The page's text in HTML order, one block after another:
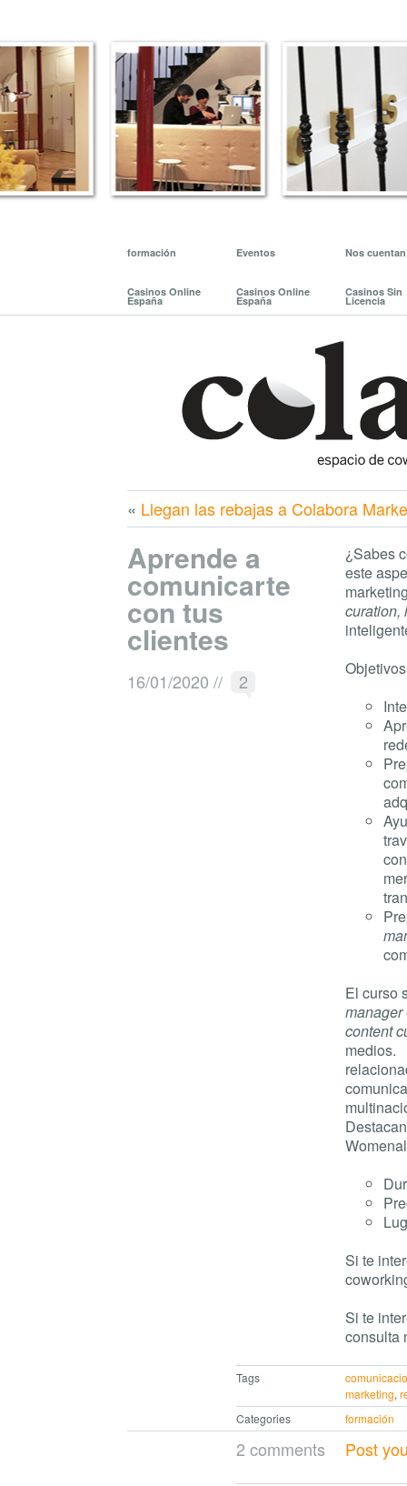
formación Eventos Nos cuentan
Casinos Online
España
Casinos Online
España
Casinos Sin
Licencia
« Llegan las rebajas a Colabora
Aprende a
comunicarte
con tus
clientes
16/01/2020 // 2
¿Sabes
este
curation,
El curso
manager
content
medios.
Si te
Si te
consulta
Tags
marketing,
Categories
formación
2 comments Post